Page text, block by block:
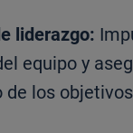
liderazgo:
equipo y
los